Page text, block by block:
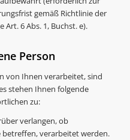
gemäß Richtlinie der
6 Abs. 1, Buchst. e).
Person
von Ihnen verarbeitet, sind
stehen Ihnen folgende
zu:
verlangen, ob
betreffen, verarbeitet werden.